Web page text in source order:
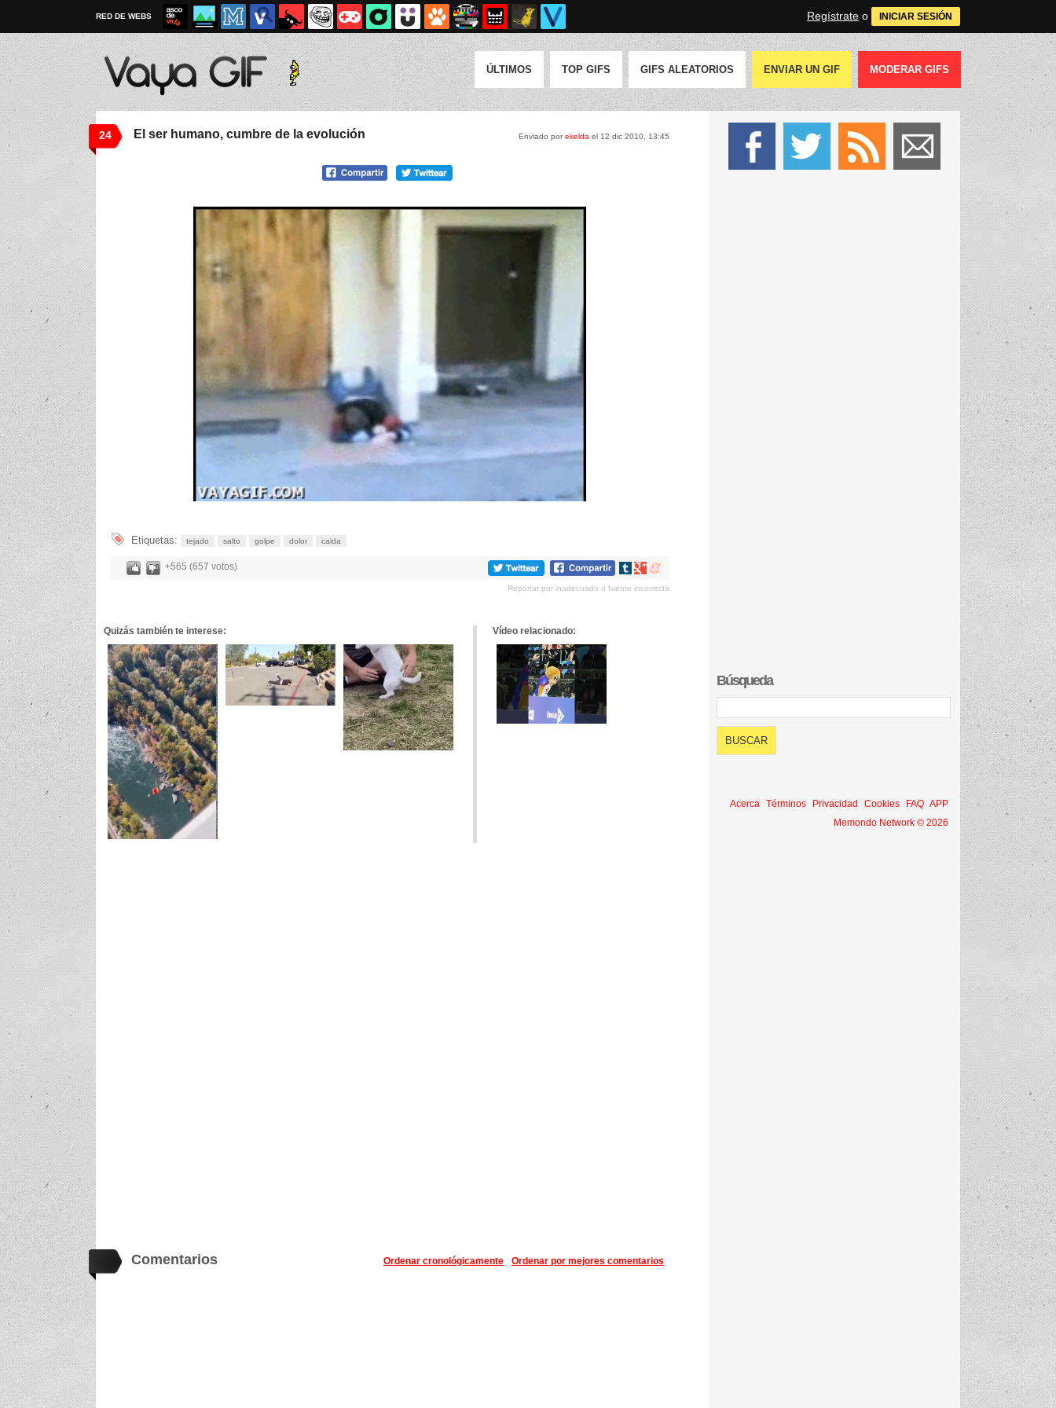
RED DE WEBS Regístrate o INICIAR SESIÓN
ÚLTIMOS TOP GIFS GIFS ALEATORIOS ENVIAR UN GIF MODERAR GIFS
24 Enviado porekelda el 12 dic 2010, 13:45
El ser humano, cumbre de la evolución
Etiquetas: tejado salto golpe dolor caida
+565 (657 votos)
Compartir
tumblr
Compartir
Google+
Compartir
meneame
Reportar por inadecuado o fuente incorrecta
Quizás también te interese: Vídeo relacionado:
Comentarios Ordenar por mejores comentarios
Ordenar cronológicamente
Búsqueda
Acerca Términos Privacidad Cookies FAQ APP
Memondo Network © 2026